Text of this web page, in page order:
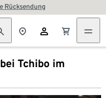
Rücksendung
Tchibo im